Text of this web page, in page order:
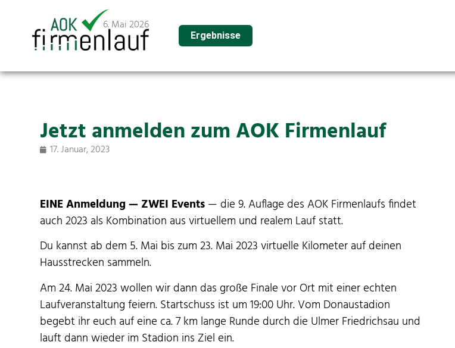
6. Mai 2026
Ergebnisse
Jetzt anmelden zum AOK Firmenlauf
17. Januar, 2023
EINE Anmel­dung — ZWEI Events — die 9. Auflage des AOK Fir­men­laufs find­et
auch 2023 als Kom­bi­na­tion aus virtuellem und realem Lauf statt.
Du kannst ab dem 5. Mai bis zum 23. Mai 2023 virtuelle Kilo­me­ter auf deinen
Hausstreck­en sammeln.
Am 24. Mai 2023 wollen wir dann das große Finale vor Ort mit ein­er echt­en
Laufver­anstal­tung feiern. Startschuss ist um 19:00 Uhr. Vom Donaus­ta­dion
begebt ihr euch auf eine ca. 7 km lange Runde durch die Ulmer Friedrich­sau und
lauft dann wieder im Sta­dion ins Ziel ein.